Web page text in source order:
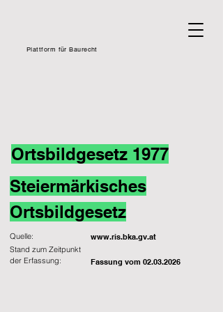
Plattform für Baurecht
Ortsbildgesetz 1977
Steiermärkisches
Ortsbildgesetz
Quelle: www.ris.bka.gv.at
Fassung vom 02.03.2026
Stand zum Zeitpunkt
der Erfassung: